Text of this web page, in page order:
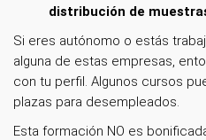
distribución de
Si eres autónomo o estás
alguna de estas empresas,
con tu perfil. Algunos cursos
plazas para desempleados.
Esta formación NO es